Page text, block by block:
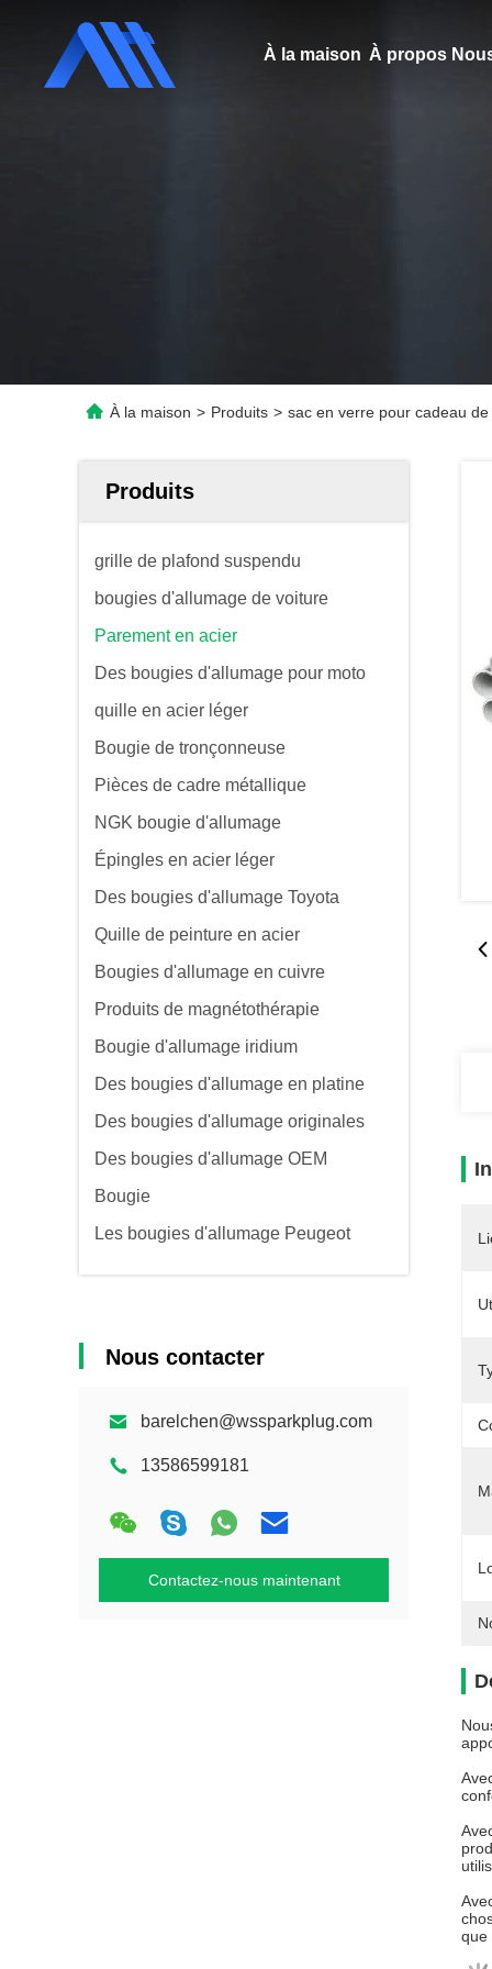
À la maison À propos
À la maison > Produits > sac en verre pour cadeau
Produits
grille de plafond suspendu
bougies d'allumage de voiture
Parement en acier
Des bougies d'allumage pour moto
quille en acier léger
Bougie de tronçonneuse
Pièces de cadre métallique
NGK bougie d'allumage
Épingles en acier léger
Des bougies d'allumage Toyota
Quille de peinture en acier
Bougies d'allumage en cuivre
Produits de magnétothérapie
Bougie d'allumage iridium
Des bougies d'allumage en platine
Des bougies d'allumage originales
Des bougies d'allumage OEM
Bougie
Les bougies d'allumage Peugeot
Nous contacter
barelchen@wssparkplug.com
13586599181
Contactez-nous maintenant
que